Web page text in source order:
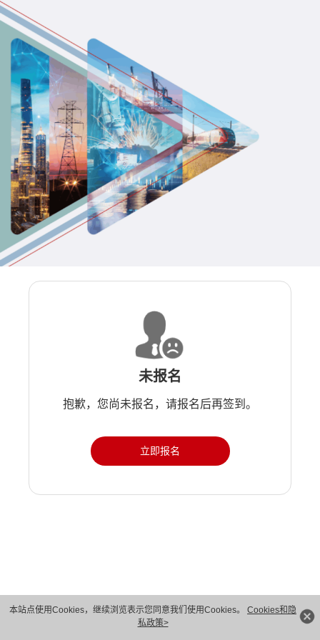
本站点使用Cookies，继续浏览表示您同意我们使用Cookies。 Cookies和隐
私政策>
未报名
抱歉，您尚未报名，请报名后再签到。
立即报名